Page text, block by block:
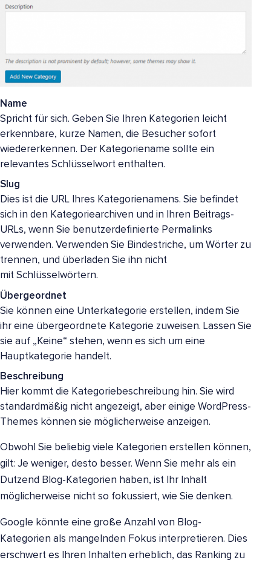
Name
Spricht für sich. Geben Sie Ihren Kategorien leicht
erkennbare, kurze Namen, die Besucher sofort
wiedererkennen. Der Kategoriename sollte ein
relevantes Schlüsselwort enthalten.
Slug
Dies ist die URL Ihres Kategorienamens. Sie befindet
sich in den Kategoriearchiven und in Ihren Beitrags-
URLs, wenn Sie benutzerdefinierte Permalinks
verwenden. Verwenden Sie Bindestriche, um Wörter zu
trennen, und überladen Sie ihn nicht
mit Schlüsselwörtern.
Übergeordnet
Sie können eine Unterkategorie erstellen, indem Sie
ihr eine übergeordnete Kategorie zuweisen. Lassen Sie
sie auf „Keine“ stehen, wenn es sich um eine
Hauptkategorie handelt.
Beschreibung
Hier kommt die Kategoriebeschreibung hin. Sie wird
standardmäßig nicht angezeigt, aber einige WordPress-
Themes können sie möglicherweise anzeigen.
Obwohl Sie beliebig viele Kategorien erstellen können,
gilt: Je weniger, desto besser. Wenn Sie mehr als ein
Dutzend Blog-Kategorien haben, ist Ihr Inhalt
möglicherweise nicht so fokussiert, wie Sie denken.
Google könnte eine große Anzahl von Blog-
Kategorien als mangelnden Fokus interpretieren. Dies
erschwert es Ihren Inhalten erheblich, das Ranking zu